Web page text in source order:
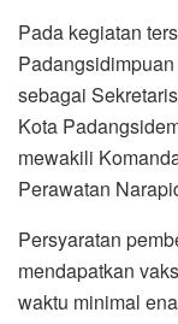
Pada kegiatan
sebagai
Kota
mewakili
Perawatan
Persyaratan
mendapatkan
waktu minimal